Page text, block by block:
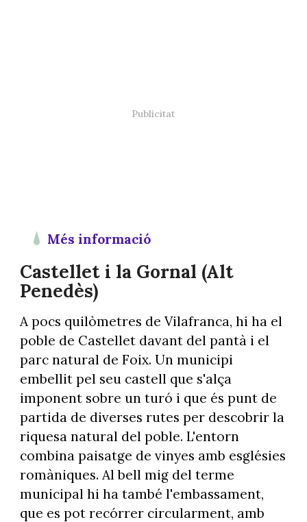
Més informació
Castellet i la Gornal (Alt
Penedès)
A pocs quilòmetres de Vilafranca, hi ha el
poble de Castellet davant del pantà i el
parc natural de Foix. Un municipi
embellit pel seu castell que s'alça
imponent sobre un turó i que és punt de
partida de diverses rutes per descobrir la
riquesa natural del poble. L'entorn
combina paisatge de vinyes amb esglésies
romàniques. Al bell mig del terme
municipal hi ha també l'embassament,
que es pot recórrer circularment, amb